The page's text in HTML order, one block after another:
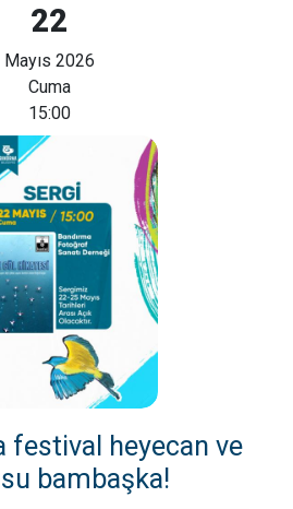
22
Mayıs 2026
Cuma
15:00
festival heyecan ve
bambaşka!